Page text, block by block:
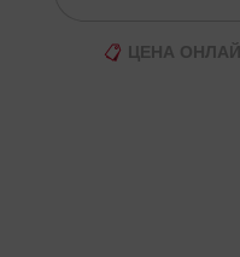
ЦЕНА